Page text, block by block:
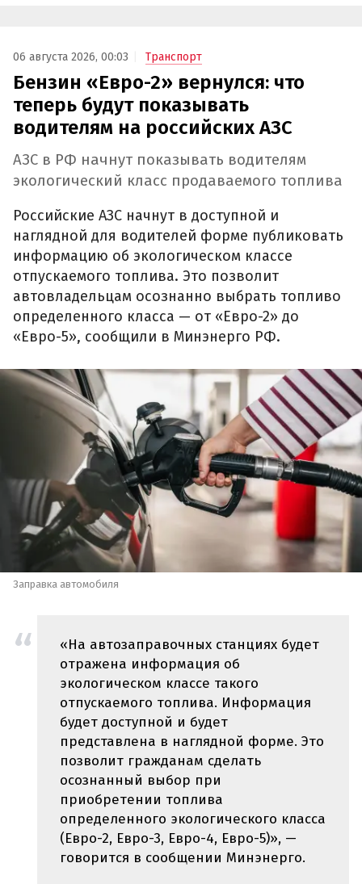
06 августа 2026, 00:03 Транспорт
Бензин «Евро-2» вернулся: что
теперь будут показывать
водителям на российских АЗС
АЗС в РФ начнут показывать водителям
экологический класс продаваемого топлива
Российские АЗС начнут в доступной и
наглядной для водителей форме публиковать
информацию об экологическом классе
отпускаемого топлива. Это позволит
автовладельцам осознанно выбрать топливо
определенного класса — от «Евро-2» до
«Евро-5», сообщили в Минэнерго РФ.
Заправка автомобиля
«На автозаправочных станциях будет
отражена информация об
экологическом классе такого
отпускаемого топлива. Информация
будет доступной и будет
представлена в наглядной форме. Это
позволит гражданам сделать
осознанный выбор при
приобретении топлива
определенного экологического класса
(Евро-2, Евро-3, Евро-4, Евро-5)», —
говорится в сообщении Минэнерго.